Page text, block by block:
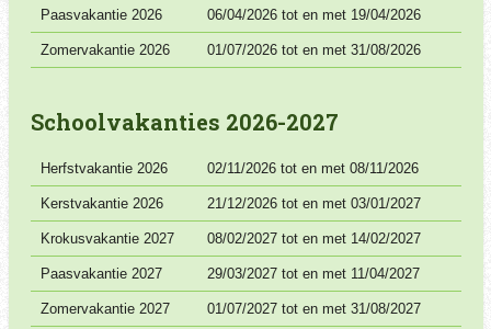
Paasvakantie 2026 06/04/2026 tot en met 19/04/2026
Zomervakantie 2026 01/07/2026 tot en met 31/08/2026
Schoolvakanties 2026-2027
Herfstvakantie 2026 02/11/2026 tot en met 08/11/2026
Kerstvakantie 2026 21/12/2026 tot en met 03/01/2027
Krokusvakantie 2027 08/02/2027 tot en met 14/02/2027
Paasvakantie 2027 29/03/2027 tot en met 11/04/2027
Zomervakantie 2027 01/07/2027 tot en met 31/08/2027